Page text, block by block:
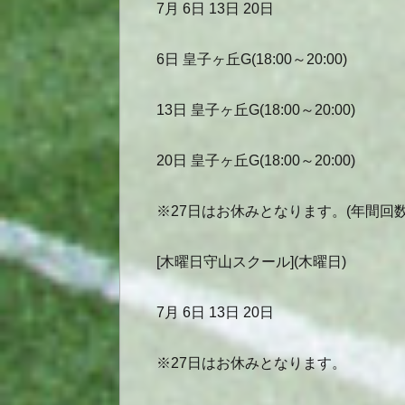
7月 6日 13日 20日
6日 皇子ヶ丘G(18:00～20:00)
13日 皇子ヶ丘G(18:00～20:00)
20日 皇子ヶ丘G(18:00～20:00)
※27日はお休みとなります。(年間回
[木曜日守山スクール](木曜日)
7月 6日 13日 20日
※27日はお休みとなります。